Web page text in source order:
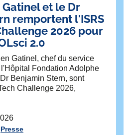
et le Dr
remportent l'ISRS
2026 pour
2.0
Gatinel, chef du service
Fondation Adolphe
Benjamin Stern, sont
Challenge 2026,
Presse